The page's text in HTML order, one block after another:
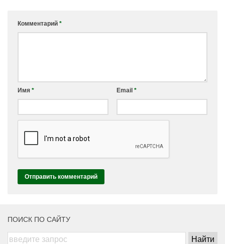
Комментарий *
Имя * Email *
ПОИСК ПО САЙТУ